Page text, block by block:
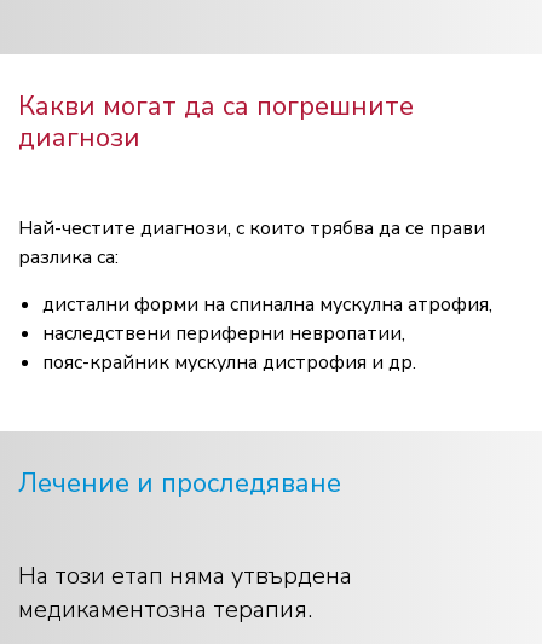
Какви могат да са погрешните
диагнози
Най-честите диагнози, с които трябва да се прави
разлика са:
дистални форми на спинална мускулна атрофия,
наследствени периферни невропатии,
пояс-крайник мускулна дистрофия и др.
Лечение и проследяване
На този етап няма утвърдена
медикаментозна терапия.